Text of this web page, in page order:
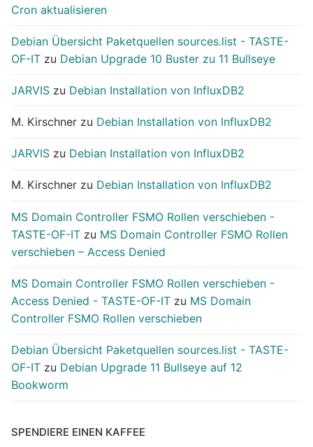
Cron aktualisieren
Debian Übersicht Paketquellen sources.list - TASTE-
OF-IT zu Debian Upgrade 10 Buster zu 11 Bullseye
JARVIS zu Debian Installation von InfluxDB2
M. Kirschner zu Debian Installation von InfluxDB2
JARVIS zu Debian Installation von InfluxDB2
M. Kirschner zu Debian Installation von InfluxDB2
MS Domain Controller FSMO Rollen verschieben -
TASTE-OF-IT zu MS Domain Controller FSMO Rollen
verschieben – Access Denied
MS Domain Controller FSMO Rollen verschieben -
Access Denied - TASTE-OF-IT zu MS Domain
Controller FSMO Rollen verschieben
Debian Übersicht Paketquellen sources.list - TASTE-
OF-IT zu Debian Upgrade 11 Bullseye auf 12
Bookworm
SPENDIERE EINEN KAFFEE